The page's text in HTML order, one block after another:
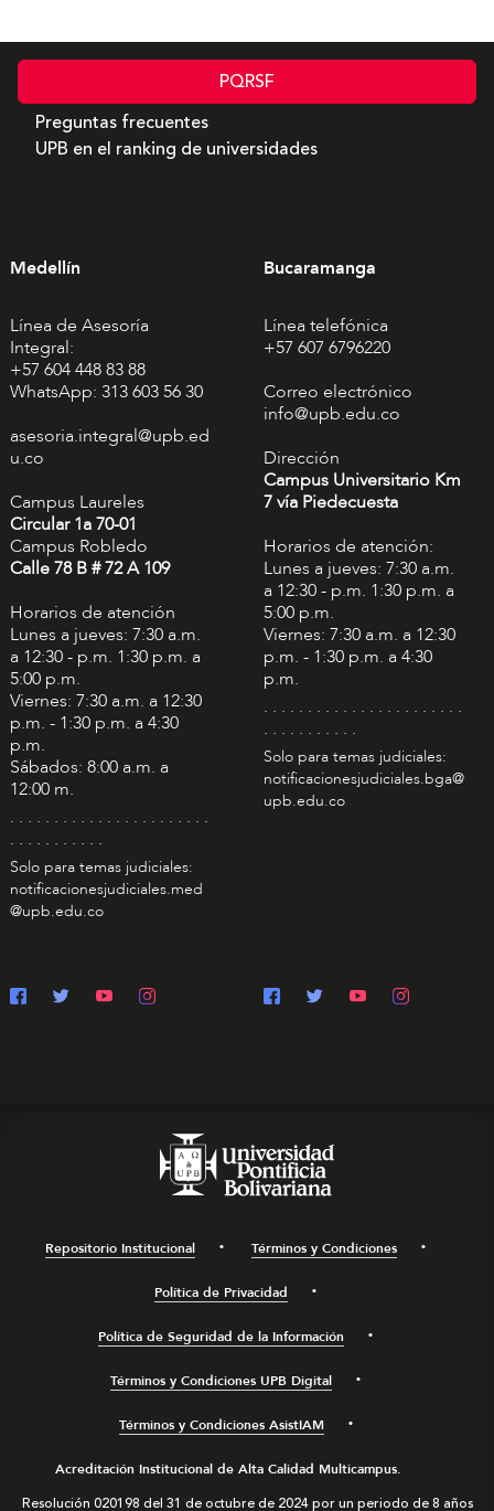
PQRSF
Preguntas frecuentes
UPB en el ranking de universidades
Medellín
Línea de Asesoría
Integral:
+57 604 448 83 88
WhatsApp: 313 603 56 30
asesoria.integral@upb.ed
u.co
Campus Laureles
Circular 1a 70-01
Campus Robledo
Calle 78 B # 72 A 109
Horarios de atención
Lunes a jueves: 7:30 a.m.
a 12:30 - p.m. 1:30 p.m. a
5:00 p.m.
Viernes: 7:30 a.m. a 12:30
p.m. - 1:30 p.m. a 4:30
p.m.
Sábados: 8:00 a.m. a
12:00 m.
. . . . . . . . . . . . . . . . . . . . . . .
. . . . . . . . . . .
Solo para temas judiciales:
notificacionesjudiciales.med
@upb.edu.co
Bucaramanga
Línea telefónica
+57 607 6796220
Correo electrónico
info@upb.edu.co
Dirección
Campus Universitario Km
7 vía Piedecuesta
Horarios de atención:
Lunes a jueves: 7:30 a.m.
a 12:30 - p.m. 1:30 p.m. a
5:00 p.m.
Viernes: 7:30 a.m. a 12:30
p.m. - 1:30 p.m. a 4:30
p.m.
. . . . . . . . . . . . . . . . . . . . . . .
. . . . . . . . . . .
Solo para temas judiciales:
notificacionesjudiciales.bga@
upb.edu.co
Repositorio Institucional Términos y Condiciones
Política de Privacidad
Política de Seguridad de la Información
Términos y Condiciones UPB Digital
Términos y Condiciones AsistIAM
Acreditación Institucional de Alta Calidad Multicampus.
Resolución 020198 del 31 de octubre de 2024 por un periodo de 8 años